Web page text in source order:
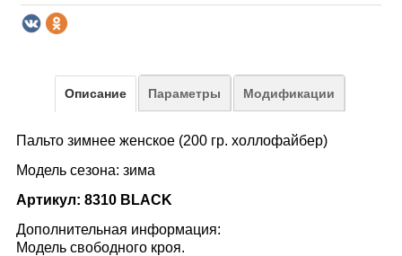
Описание Параметры Модификации
Пальто зимнее женское (200 гр. холлофайбер)
Модель сезона: зима
Артикул: 8310 BLACK
Дополнительная информация:
Модель свободного кроя.